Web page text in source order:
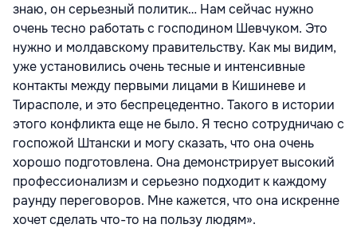
знаю, он серьезный политик… Нам сейчас нужно
очень тесно работать с господином Шевчуком. Это
нужно и молдавскому правительству. Как мы видим,
уже установились очень тесные и интенсивные
контакты между первыми лицами в Кишиневе и
Тирасполе, и это беспрецедентно. Такого в истории
этого конфликта еще не было. Я тесно сотрудничаю с
госпожой Штански и могу сказать, что она очень
хорошо подготовлена. Она демонстрирует высокий
профессионализм и серьезно подходит к каждому
раунду переговоров. Мне кажется, что она искренне
хочет сделать что-то на пользу людям».